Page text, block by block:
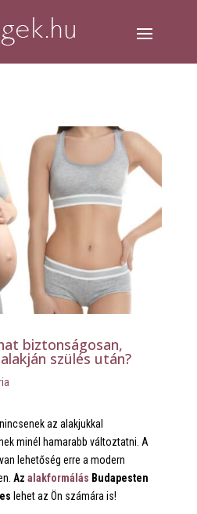
biztonságosan,
szülés után?
az alakjukkal
minél hamarabb változtatni. A
lehetőség erre a modern
Az alakformálás Budapesten
lehet az Ön számára is!